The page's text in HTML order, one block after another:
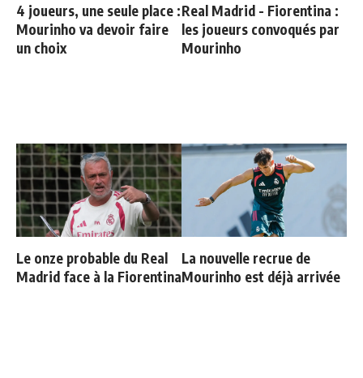
4 joueurs, une seule place :
Mourinho va devoir faire
un choix
Real Madrid - Fiorentina :
les joueurs convoqués par
Mourinho
Le onze probable du Real
Madrid face à la Fiorentina
La nouvelle recrue de
Mourinho est déjà arrivée